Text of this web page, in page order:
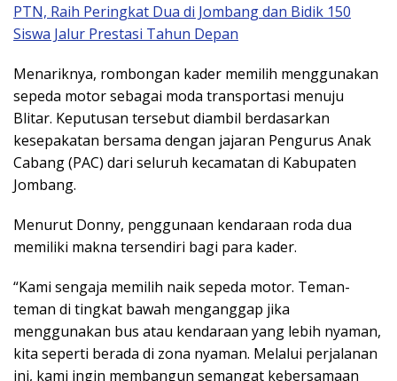
PTN, Raih Peringkat Dua di Jombang dan Bidik 150
Siswa Jalur Prestasi Tahun Depan
Menariknya, rombongan kader memilih menggunakan
sepeda motor sebagai moda transportasi menuju
Blitar. Keputusan tersebut diambil berdasarkan
kesepakatan bersama dengan jajaran Pengurus Anak
Cabang (PAC) dari seluruh kecamatan di Kabupaten
Jombang.
Menurut Donny, penggunaan kendaraan roda dua
memiliki makna tersendiri bagi para kader.
“Kami sengaja memilih naik sepeda motor. Teman-
teman di tingkat bawah menganggap jika
menggunakan bus atau kendaraan yang lebih nyaman,
kita seperti berada di zona nyaman. Melalui perjalanan
ini, kami ingin membangun semangat kebersamaan